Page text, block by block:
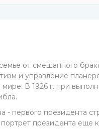
от смешанного
и управление
В 1926 г. при
президента
президента еще к